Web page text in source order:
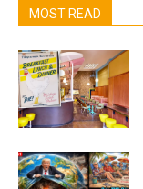
MOST READ